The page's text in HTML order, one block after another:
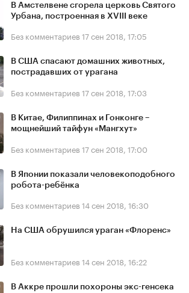
В Амстелвене сгорела церковь Святого
Урбана, построенная в XVIII веке
Без комментариев 17 сен 2018, 17:05
В США спасают домашних животных,
пострадавших от урагана
Без комментариев 17 сен 2018, 17:03
В Китае, Филиппинах и Гонконге –
мощнейший тайфун «Мангхут»
Без комментариев 17 сен 2018, 17:00
В Японии показали человекоподобного
робота-ребёнка
Без комментариев 14 сен 2018, 16:30
На США обрушился ураган «Флоренс»
Без комментариев 14 сен 2018, 16:22
В Аккре прошли похороны экс-генсека